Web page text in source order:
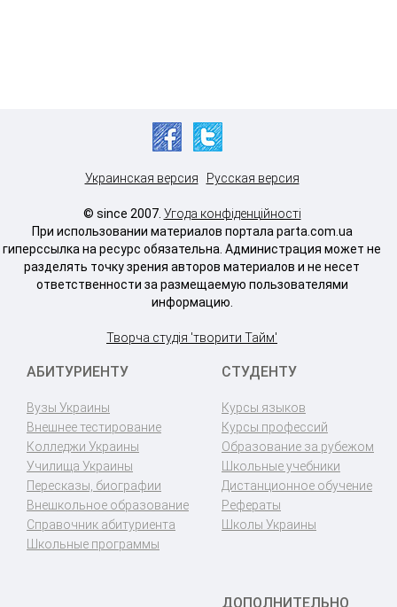
Украинская версия Русская версия
© since 2007. Угода конфіденційності
При использовании материалов портала parta.com.ua
гиперссылка на ресурс обязательна. Администрация может не
разделять точку зрения авторов материалов и не несет
ответственности за размещаемую пользователями
информацию.
Творча студія 'творити Тайм'
АБИТУРИЕНТУ
Вузы Украины
Внешнее тестирование
Колледжи Украины
Училища Украины
Пересказы, биографии
Внешкольное образование
Справочник абитуриента
Школьные программы
СТУДЕНТУ
Курсы языков
Курсы профессий
Образование за рубежом
Школьные учебники
Дистанционное обучение
Рефераты
Школы Украины
ДОПОЛНИТЕЛЬНО